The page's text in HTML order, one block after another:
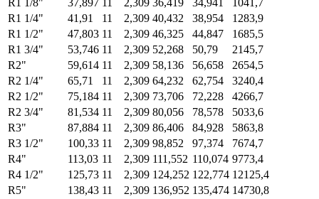
R1 1/8"
37,897 11 2,309 36,419 34,941
1041,7
R1 1/4"
41,91 11 2,309 40,432 38,954
1283,9
R1 1/2"
47,803 11 2,309 46,325 44,847
1685,5
R1 3/4"
53,746 11 2,309 52,268 50,79
2145,7
R2"
59,614 11 2,309 58,136 56,658
2654,5
R2 1/4"
65,71 11 2,309 64,232 62,754
3240,4
R2 1/2"
75,184 11 2,309 73,706 72,228
4266,7
R2 3/4"
81,534 11 2,309 80,056 78,578
5033,6
R3"
87,884 11 2,309 86,406 84,928
5863,8
R3 1/2"
100,33 11 2,309 98,852 97,374
7674,7
R4"
113,03 11 2,309 111,552 110,074 9773,4
R4 1/2"
125,73 11 2,309 124,252 122,774 12125,4
R5"
138,43 11 2,309 136,952 135,474 14730,8